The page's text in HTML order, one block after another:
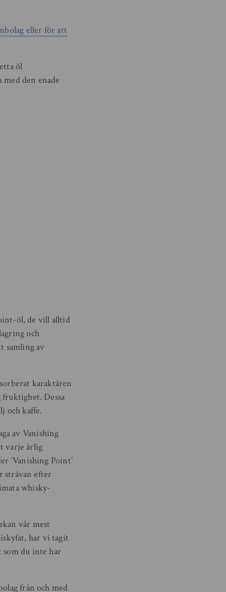
eller för att
öl
den enade
öl, de vill alltid
och
samling av
karaktären
Dessa
och kaffe.
av Vanishing
varje årlig
’Vanishing Point’
strävan efter
whisky-
vår mest
har vi tagit
som du inte har
från och med